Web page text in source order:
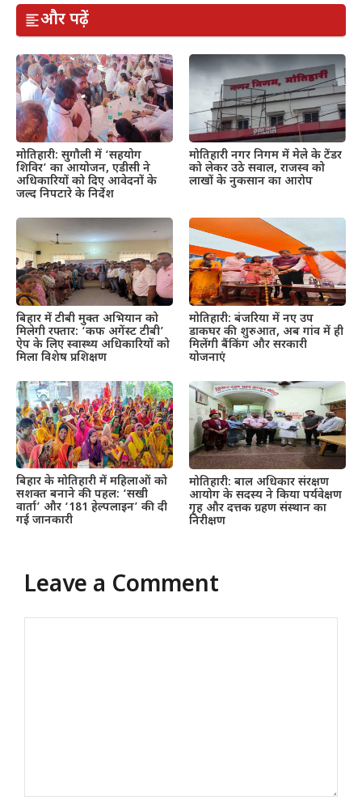
और पढ़ें
मोतिहारी: सुगौली में ‘सहयोग
शिविर’ का आयोजन, एडीसी ने
अधिकारियों को दिए आवेदनों के
जल्द निपटारे के निर्देश
मोतिहारी नगर निगम में मेले के टेंडर
को लेकर उठे सवाल, राजस्व को
लाखों के नुकसान का आरोप
बिहार में टीबी मुक्त अभियान को
मिलेगी रफ्तार: ‘कफ अगेंस्ट टीबी’
ऐप के लिए स्वास्थ्य अधिकारियों को
मिला विशेष प्रशिक्षण
मोतिहारी: बंजरिया में नए उप
डाकघर की शुरुआत, अब गांव में ही
मिलेंगी बैंकिंग और सरकारी
योजनाएं
बिहार के मोतिहारी में महिलाओं को
सशक्त बनाने की पहल: ‘सखी
वार्ता’ और ‘181 हेल्पलाइन’ की दी
गई जानकारी
मोतिहारी: बाल अधिकार संरक्षण
आयोग के सदस्य ने किया पर्यवेक्षण
गृह और दत्तक ग्रहण संस्थान का
निरीक्षण
Leave a Comment